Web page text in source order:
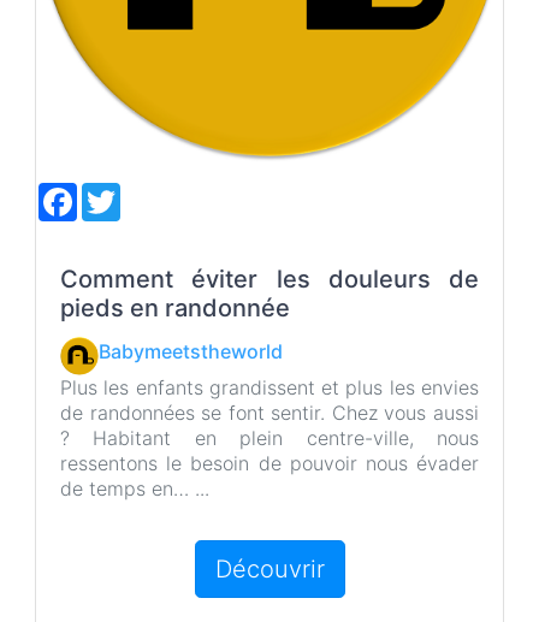
F
a
b
o
o
t
e
r
Comment éviter les douleurs de
pieds en randonnée
Babymeetstheworld
Plus les enfants grandissent et plus les envies
de randonnées se font sentir. Chez vous aussi
? Habitant en plein centre-ville, nous
ressentons le besoin de pouvoir nous évader
de temps en… ...
Découvrir